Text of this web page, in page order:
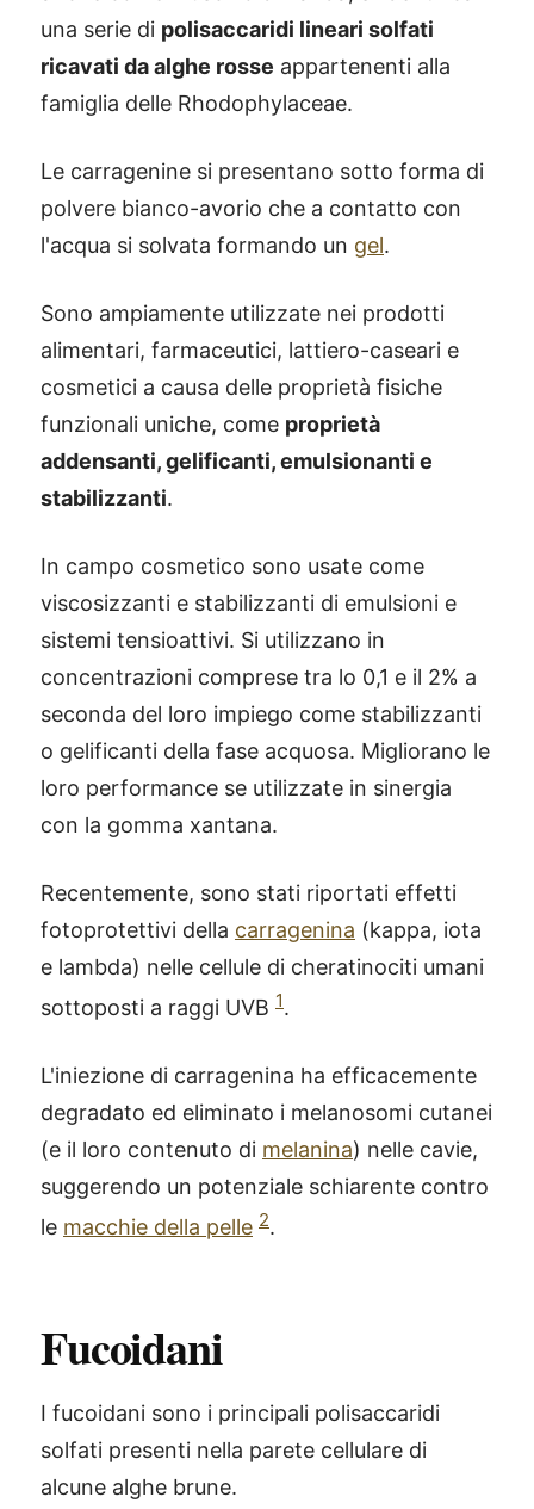
una serie di polisaccaridi lineari solfati
ricavati da alghe rosse appartenenti alla
famiglia delle Rhodophylaceae.
Le carragenine si presentano sotto forma di
polvere bianco-avorio che a contatto con
l'acqua si solvata formando un gel.
Sono ampiamente utilizzate nei prodotti
alimentari, farmaceutici, lattiero-caseari e
cosmetici a causa delle proprietà fisiche
funzionali uniche, come proprietà
addensanti, gelificanti, emulsionanti e
stabilizzanti.
In campo cosmetico sono usate come
viscosizzanti e stabilizzanti di emulsioni e
sistemi tensioattivi. Si utilizzano in
concentrazioni comprese tra lo 0,1 e il 2% a
seconda del loro impiego come stabilizzanti
o gelificanti della fase acquosa. Migliorano le
loro performance se utilizzate in sinergia
con la gomma xantana.
Recentemente, sono stati riportati effetti
fotoprotettivi della carragenina (kappa, iota
e lambda) nelle cellule di cheratinociti umani
sottoposti a raggi UVB 1.
L'iniezione di carragenina ha efficacemente
degradato ed eliminato i melanosomi cutanei
(e il loro contenuto di melanina) nelle cavie,
suggerendo un potenziale schiarente contro
le macchie della pelle 2.
Fucoidani
I fucoidani sono i principali polisaccaridi
solfati presenti nella parete cellulare di
alcune alghe brune.